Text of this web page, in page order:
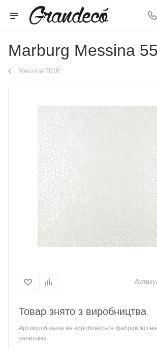
Marburg Messina
Messina 2016
Товар знято з виробництва
Артикул більше не виробляється фабрикою і
залишках